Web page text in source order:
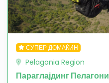
СУПЕР ДОМАЌИН
Pelagonia Region
Параглајдинг